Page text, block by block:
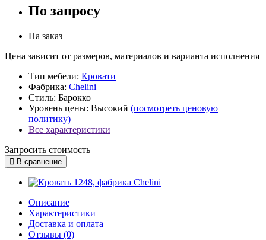
По запросу
На заказ
Цена зависит от размеров, материалов и варианта исполнения
Тип мебели: Кровати
Фабрика: Chelini
Стиль: Барокко
Уровень цены: Высокий (посмотреть ценовую
политику)
Все характеристики
Запросить стоимость
В сравнение
Описание
Характеристики
Доставка и оплата
Отзывы (0)